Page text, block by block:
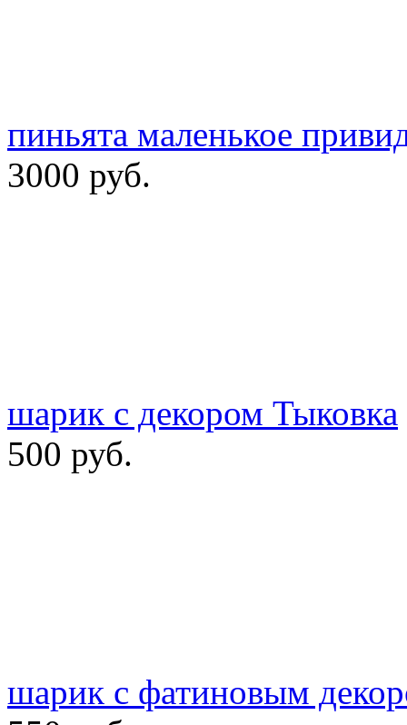
пиньята маленькое
3000 руб.
шарик с декором Тыковка
500 руб.
шарик с фатиновым